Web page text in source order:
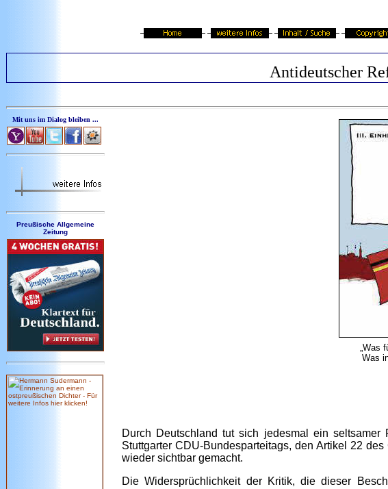
Antideutscher
Mit uns im Dialog bleiben ...
Preußische Allgemeine
Zeitung
„Was
Was
Durch Deutschland tut sich jedesmal ein
Stuttgarter CDU-Bundesparteitags, den Artikel 22
wieder sichtbar gemacht.
Die Widersprüchlichkeit der Kritik, die dieser